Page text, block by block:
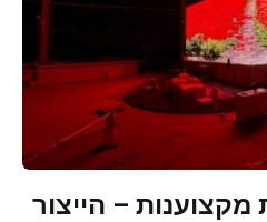
– הייצור